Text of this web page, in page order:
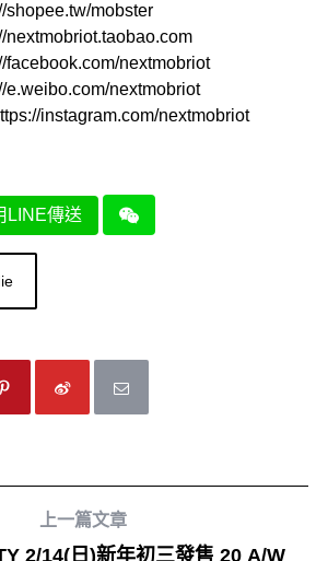
shopee.tw/mobster
nextmobriot.taobao.com
facebook.com/nextmobriot
e.weibo.com/nextmobriot
instagram.com/nextmobriot
LINE傳送
上一篇文章
2/14(日)新年初三發售 20 A/W